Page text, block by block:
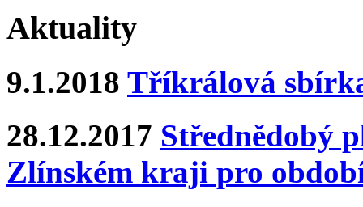
Aktuality
9.1.2018 Tříkrálová
28.12.2017 Střednědobý
Zlínském kraji pro